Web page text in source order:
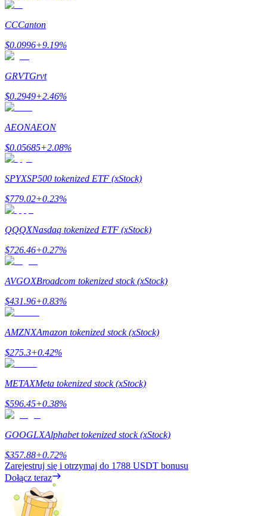
Polecaj
Zaproś przyjaciela, aby otrzymać nagrody pieniężne
BTC Welcome Rewards
BTC Welcome Rewards
Deposit & Trade BTC to Share 25000 USDT prize pool!
Deposit CASHCAT & Win
Share 500000 CASHCAT prize pool
Exclusive for BitMart Users
Precious Metals Trading Carnival
Trade Gold & Silver · 33,333 USDT Bonus
CCCanton
$0.0996+9.19%
GRVTGrvt
$0.2949+2.46%
AEONAEON
$0.05685+2.08%
SPYXSP500 tokenized ETF (xStock)
$779.02+0.23%
QQQXNasdaq tokenized ETF (xStock)
$726.46+0.27%
AVGOXBroadcom tokenized stock (xStock)
$431.96+0.83%
AMZNXAmazon tokenized stock (xStock)
$275.3+0.42%
METAXMeta tokenized stock (xStock)
$596.45+0.38%
GOOGLXAlphabet tokenized stock (xStock)
$357.88+0.72%
Zarejestruj się i otrzymaj do 1788 USDT bonusu
Dołącz teraz